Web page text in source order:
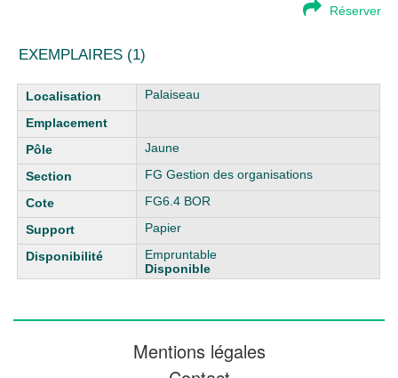
Réserver
EXEMPLAIRES (1)
Liste des exemplaires Palaiseau
Jaune
FG Gestion des organisations
FG6.4 BOR
Papier
Empruntable
Disponible
Mentions légales